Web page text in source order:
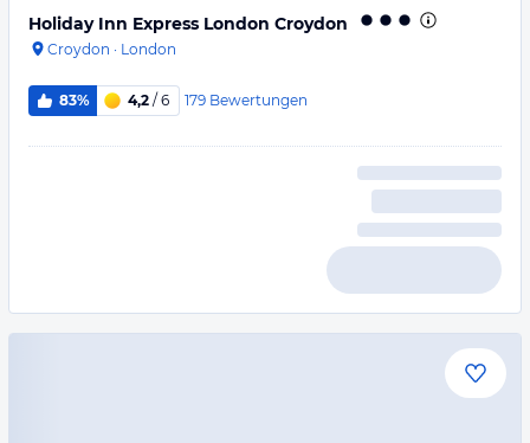
Holiday Inn Express London Croydon
Croydon · London
83% 4,2 / 6 179 Bewertungen